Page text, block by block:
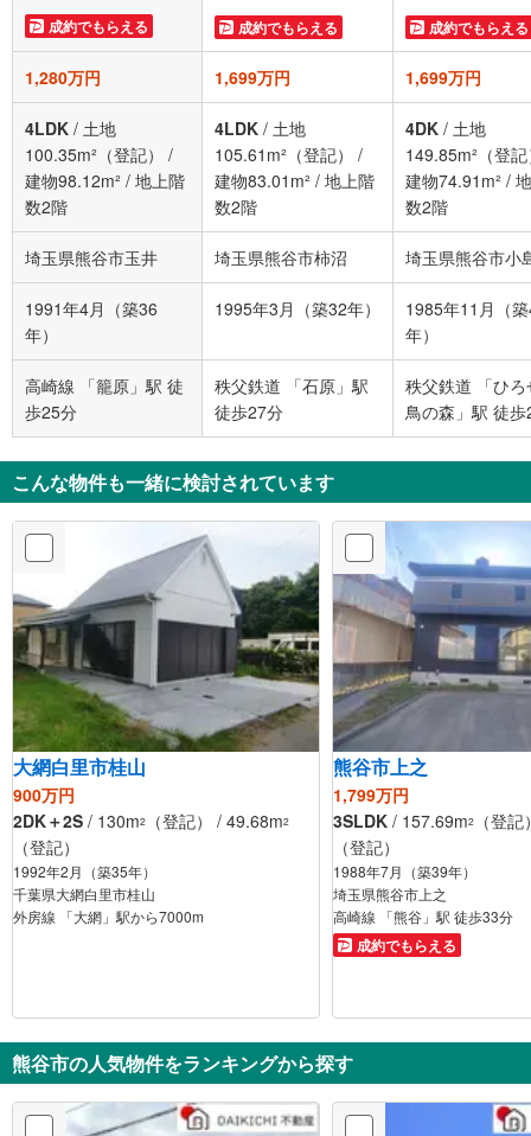
成約でもらえる 成約でもらえる 成約でもらえる
1,280万円 1,699万円 1,699万円
4LDK / 土地
100.35m²（登記）
/
建物98.12m² / 地上階
数2階
4LDK / 土地
105.61m²（登記）
/
建物83.01m² / 地上階
数2階
4DK / 土地
149.85m²（登
建物74.91m² /
数2階
埼玉県熊谷市玉井 埼玉県熊谷市柿沼 埼玉県熊谷市小
1991年4月（築36
年）
1995年3月（築32年）
1985年11月（
年）
高崎線 「籠原」駅 徒
歩25分
秩父鉄道 「石原」駅
徒歩27分
秩父鉄道 「ひろ
鳥の森」駅 徒
こんな物件も一緒に検討されています
大網白里市桂山
900万円
2DK＋2S / 130m2 （登記） / 49.68m2
（登記）
1992年2月（築35年）
千葉県大網白里市桂山
外房線 「大網」駅から7000m
熊谷市上之
1,799万円
3SLDK / 157.69m2
（登
（登記）
1988年7月（築39年）
埼玉県熊谷市上之
高崎線 「熊谷」駅 徒歩33分
成約でもらえる
熊谷市の人気物件をランキングから探す